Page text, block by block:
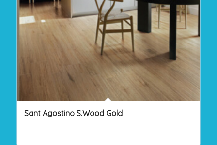
Sant Agostino S.Wood Gold